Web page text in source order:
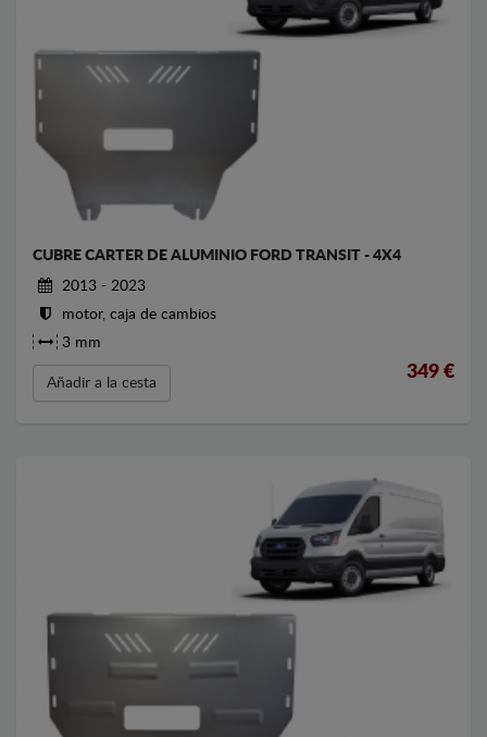
CUBRE CARTER DE ALUMINIO FORD TRANSIT - 4X4
2013 - 2023
motor, caja de cambios
3 mm
Añadir a la cesta
349 €